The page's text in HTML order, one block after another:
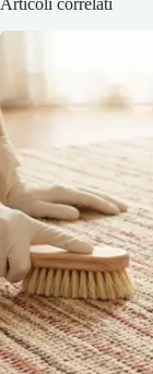
Articoli correlati